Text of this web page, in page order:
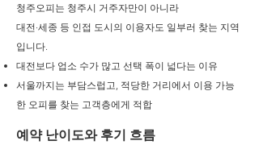
청주오피는 청주시 거주자만이 아니라
대전·세종 등 인접 도시의 이용자도 일부러 찾는 지역
입니다.
대전보다 업소 수가 많고 선택 폭이 넓다는 이유
서울까지는 부담스럽고, 적당한 거리에서 이용 가능
한 오피를 찾는 고객층에게 적합
예약 난이도와 후기 흐름